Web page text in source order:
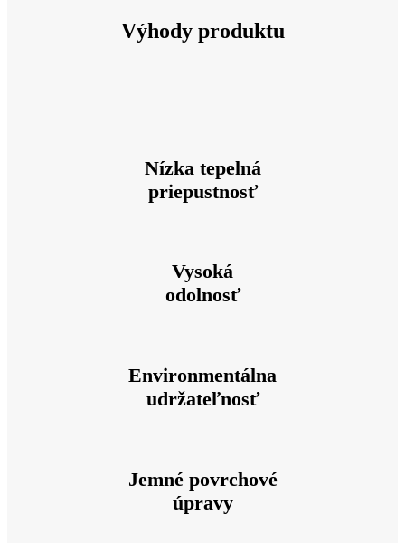
Výhody produktu
Nízka tepelná
priepustnosť
Vysoká
odolnosť
Environmentálna
udržateľnosť
Jemné povrchové
úpravy